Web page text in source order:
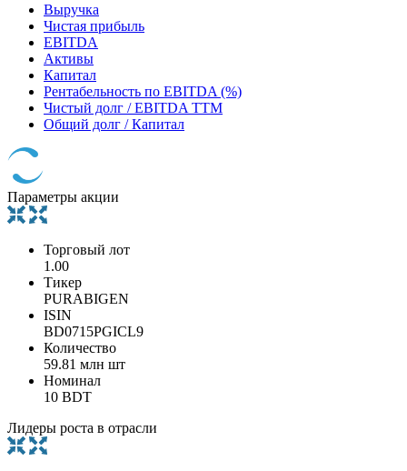
Выручка
Чистая прибыль
EBITDA
Активы
Капитал
Рентабельность по EBITDA (%)
Чистый долг / EBITDA TTM
Общий долг / Капитал
Параметры акции
Торговый лот
1.00
Тикер
PURABIGEN
ISIN
BD0715PGICL9
Количество
59.81 млн шт
Номинал
10 BDT
Лидеры роста в отрасли